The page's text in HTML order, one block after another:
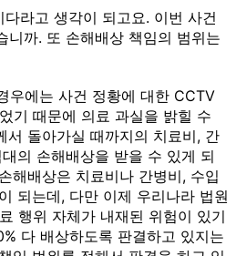
라고 생각이 되고요. 이번 사건
니까. 또 손해배상 책임의 범위는
에는 사건 정황에 대한 CCTV
기 때문에 의료 과실을 밝힐 수
서 돌아가실 때까지의 치료비, 간
의 손해배상을 받을 수 있게 되
해배상은 치료비나 간병비, 수입
되는데, 다만 이제 우리나라 법원
행위 자체가 내재된 위험이 있기
다 배상하도록 판결하고 있지는